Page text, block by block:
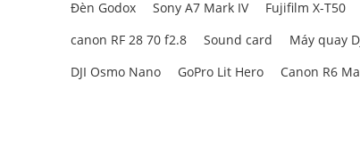
Đèn Godox
Sony A7 Mark IV Fujifilm X-T50
canon RF 28 70 f2.8
Sound card Máy quay
DJI Osmo Nano
GoPro Lit Hero Canon R6